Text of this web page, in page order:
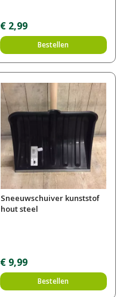
€ 2,99
Bestellen
Sneeuwschuiver kunststof
hout steel
€ 9,99
Bestellen